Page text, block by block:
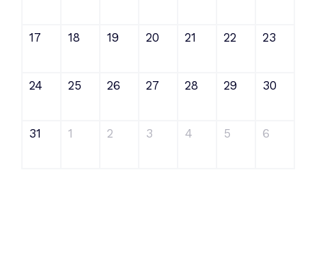
17 18 19 20 21 22 23
24 25 26 27 28 29 30
31 1 2 3 4 5 6